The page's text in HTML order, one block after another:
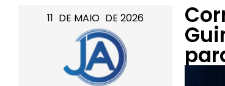
11 DE MAIO DE 2026